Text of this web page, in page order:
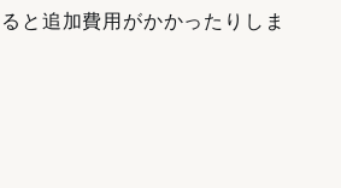
と追加費用がかかったりしま